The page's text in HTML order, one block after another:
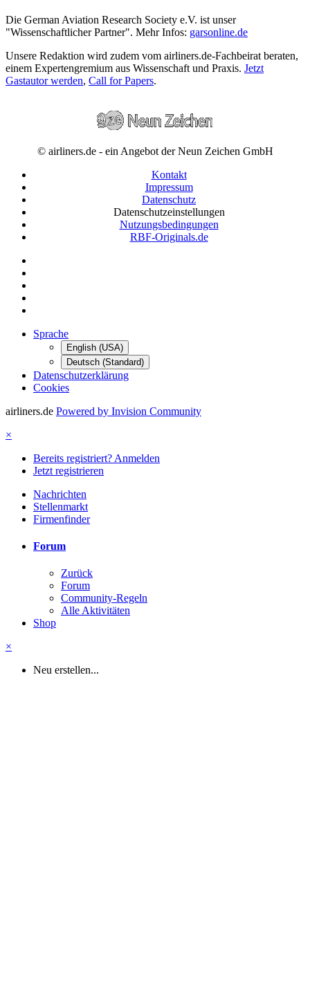
Die German Aviation Research Society e.V. ist unser
"Wissenschaftlicher Partner". Mehr Infos: garsonline.de
Unsere Redaktion wird zudem vom airliners.de-Fachbeirat beraten,
einem Expertengremium aus Wissenschaft und Praxis. Jetzt
Gastautor werden, Call for Papers.
© airliners.de - ein Angebot der Neun Zeichen GmbH
Kontakt
Impressum
Datenschutz
Datenschutzeinstellungen
Nutzungsbedingungen
RBF-Originals.de
Sprache
English (USA)
Deutsch (Standard)
Datenschutzerklärung
Cookies
airliners.de Powered by Invision Community
×
Bereits registriert? Anmelden
Jetzt registrieren
Nachrichten
Stellenmarkt
Firmenfinder
Forum
Zurück
Forum
Community-Regeln
Alle Aktivitäten
Shop
×
Neu erstellen...